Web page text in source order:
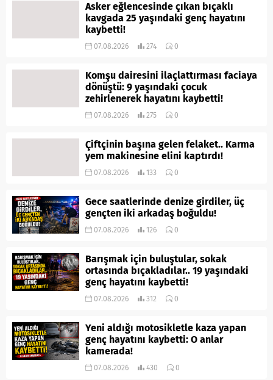
Asker eğlencesinde çıkan bıçaklı
kavgada 25 yaşındaki genç hayatını
kaybetti!
07.08.2026 274 0
Komşu dairesini ilaçlattırması faciaya
dönüştü: 9 yaşındaki çocuk
zehirlenerek hayatını kaybetti!
07.08.2026 275 0
Çiftçinin başına gelen felaket.. Karma
yem makinesine elini kaptırdı!
07.08.2026 133 0
Gece saatlerinde denize girdiler, üç
gençten iki arkadaş boğuldu!
07.08.2026 126 0
Barışmak için buluştular, sokak
ortasında bıçakladılar.. 19 yaşındaki
genç hayatını kaybetti!
07.08.2026 312 0
Yeni aldığı motosikletle kaza yapan
genç hayatını kaybetti: O anlar
kamerada!
07.08.2026 430 0